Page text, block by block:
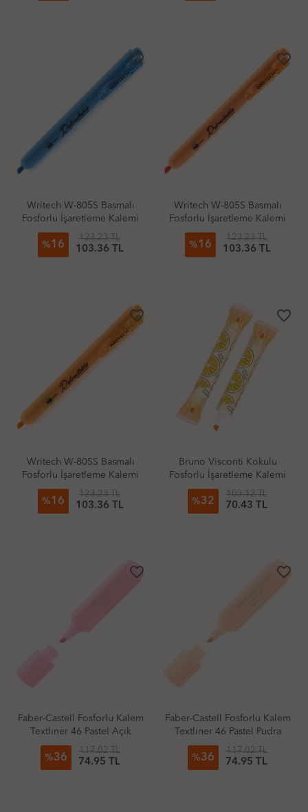
favorite_border
Writech W-805S Basmalı
Fosforlu İşaretleme Kalemi
Pastel Gök Mavi
%16
123.23 TL
103.36 TL
favorite_border
Writech W-805S Basmalı
Fosforlu İşaretleme Kalemi
Pastel Cadmium Turuncu
%16
123.23 TL
103.36 TL
favorite_border
Writech W-805S Basmalı
Fosforlu İşaretleme Kalemi
Pastel Mandalina
%16
123.23 TL
103.36 TL
favorite_border
Bruno Visconti Kokulu
Fosforlu İşaretleme Kalemi
Turuncu Portakal
%32
103.12 TL
70.43 TL
favorite_border
Faber-Castell Fosforlu Kalem
Textlıner 46 Pastel Açık
Pembe
%36
117.02 TL
74.95 TL
favorite_border
Faber-Castell Fosforlu Kalem
Textlıner 46 Pastel Pudra
%36
117.02 TL
74.95 TL